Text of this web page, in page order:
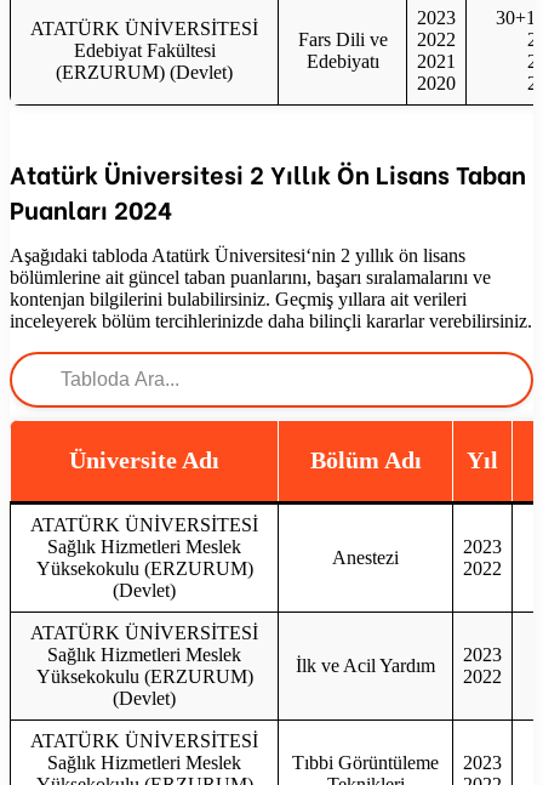
ATATÜRK ÜNİVERSİTESİ
Edebiyat Fakültesi
(ERZURUM) (Devlet)
Fars Dili ve
Edebiyatı
2023
2022
2021
2020
Atatürk Üniversitesi 2 Yıllık Ön Lisans Taban
Puanları 2024
Aşağıdaki tabloda Atatürk Üniversitesi‘nin 2 yıllık ön lisans
bölümlerine ait güncel taban puanlarını, başarı sıralamalarını ve
kontenjan bilgilerini bulabilirsiniz. Geçmiş yıllara ait verileri
inceleyerek bölüm tercihlerinizde daha bilinçli kararlar verebilirsiniz.
Üniversite Adı Bölüm Adı Yıl
ATATÜRK ÜNİVERSİTESİ
Sağlık Hizmetleri Meslek
Yüksekokulu (ERZURUM)
(Devlet)
Anestezi
2023
2022
ATATÜRK ÜNİVERSİTESİ
Sağlık Hizmetleri Meslek
Yüksekokulu (ERZURUM)
(Devlet)
İlk ve Acil Yardım
2023
2022
ATATÜRK ÜNİVERSİTESİ
Sağlık Hizmetleri Meslek
Tıbbi Görüntüleme
2023